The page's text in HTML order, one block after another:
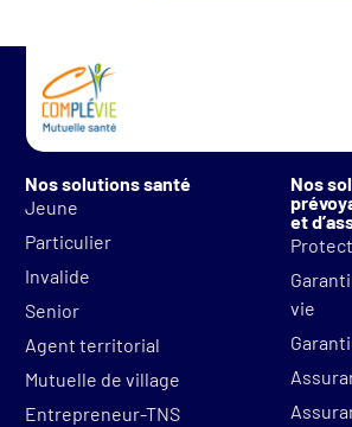
Nos solutions santé
Jeune
Particulier
Invalide
Senior
Agent territorial
Mutuelle de village
Entrepreneur-TNS
Nos
et
vie